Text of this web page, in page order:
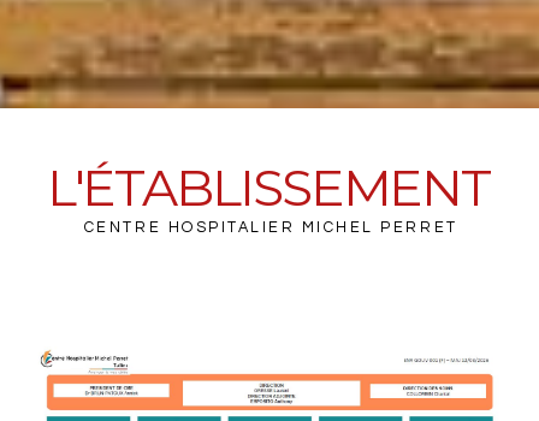
L'ÉTABLISSEMENT
CENTRE HOSPITALIER MICHEL PERRET